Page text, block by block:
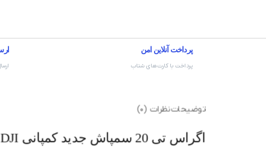
پرداخت آنلاین امن
پرداخت با کارت‌های شتاب
توضیحاتنظرات (0)
اگراس تی 20 سمپاش جدید کمپانی DJI